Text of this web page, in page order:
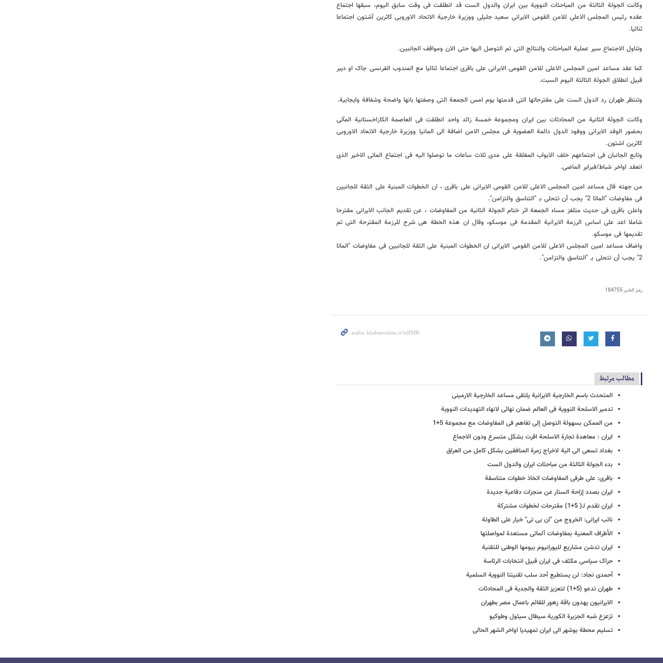
وکانت الجولة الثالثة من المباحثات النوویة بین ایران والدول الست قد انطلقت فی وقت سابق الیوم، سبقها اجتماع
عقده رئیس المجلس الاعلى للامن القومی الایرانی سعید جلیلی ووزیرة خارجیة الاتحاد الاوروبی کاثرین آشتون اجتماعا
ثنائیا.
وتناول الاجتماع سیر عملیة المباحثات والنتائج التی تم التوصل الیها حتى الان ومواقف الجانبین.
کما عقد مساعد امین المجلس الاعلى للامن القومی الایرانی علی باقری اجتماعا ثنائیا مع المندوب الفرنسی جاک او دیبر
قبیل انطلاق الجولة الثالثة الیوم السبت.
وتنتظر طهران رد الدول الست على مقترحاتها التی قدمتها یوم امس الجمعة التی وصفتها بانها واضحة وشفافة وایجابیة.
وکانت الجولة الثانیة من المحادثات بین ایران ومجموعة خمسة زائد واحد انطلقت فی العاصمة الکازاخستانیة المآتی
بحضور الوفد الایرانی ووفود الدول دائمة العضویة فی مجلس الامن اضافة الى المانیا ووزیرة خارجیة الاتحاد الاوروبی
کاثرین اشتون.
وتابع الجانبان فی اجتماعهم خلف الابواب المغلقة على مدى ثلاث ساعات ما توصلوا الیه فی اجتماع الماتی الاخیر الذی
انعقد اواخر شباط/فبرایر الماضی.
من جهته قال مساعد امین المجلس الاعلى للامن القومی الایرانی علی باقری ، ان الخطوات المبنیة على الثقة للجانبین
فی مفاوضات "الماتا 2" یجب أن تتحلى بـ "التناسق والتزامن".
واعلن باقری فی حدیث متلفز مساء الجمعة اثر ختام الجولة الثانیة من المفاوضات ، عن تقدیم الجانب الایرانی مقترحا
شاملا اعد على اساس الرزمة الایرانیة المقدمة فی موسکو، وقال ان هذه الخطة هی شرح للرزمة المقترحة التی تم
تقدیمها فی موسکو.
واضاف مساعد امین المجلس الاعلى للامن القومی الایرانی ان الخطوات المبنیة على الثقة للجانبین فی مفاوضات "الماتا
2" یجب أن تتحلى بـ "التناسق والتزامن".
رمز الخبر184755
مطالب مرتبط
المتحدث باسم الخارجیة الایرانیة یلتقی مساعد الخارجیة الارمینی
تدمیر الاسلحة النوویة فی العالم ضمان نهائی لانهاء التهدیدات النوویة
من الممکن بسهولة التوصل إلی تفاهم فی المفاوضات مع مجموعة 5+1
ایران : معاهدة تجارة الاسلحة اقرت بشکل متسرع ودون الاجماع
بغداد تسعی الی الیة لاخراج زمرة المنافقین بشکل کامل من العراق
بدء الجولة الثالثة من مباحثات ایران والدول الست
باقری: على طرفی المفاوضات اتخاذ خطوات متناسقة
ایران بصدد إزاحة الستار عن منجزات دفاعیة جدیدة
ایران تقدم لـ( 5+1) مقترحات لخطوات مشترکة
نائب ایرانی: الخروج من "ان بی تی" خیار على الطاولة
الأطراف المعنیة بمفاوضات آلماتی مستعدة لمواصلتها
ایران تدشن مشاریع للیورانیوم بیومها الوطنی للتقنیة
حراک سیاسی مکثف فی ایران قبیل انتخابات الرئاسة
أحمدی نجاد: لن یستطیع أحد سلب تقنیتنا النوویة السلمیة
طهران تدعو (5+1) لتعزیز الثقة والجدیة فی المحادثات
الایرانیون یهدون باقة زهور للقائم باعمال مصر بطهران
تزعزع شبه الجزیرة الکوریة سیطال سیئول وطوکیو
تسلیم محطة بوشهر الی ایران تمهیدیا اواخر الشهر الحالی